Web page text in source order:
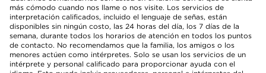
más cómodo cuando nos llame o nos visite. Los servicios de
interpretación calificados, incluido el lenguaje de señas, están
disponibles sin ningún costo, las 24 horas del día, los 7 días de la
semana, durante todos los horarios de atención en todos los puntos
de contacto. No recomendamos que la familia, los amigos o los
menores actúen como intérpretes. Solo se usan los servicios de un
intérprete y personal calificado para proporcionar ayuda con el